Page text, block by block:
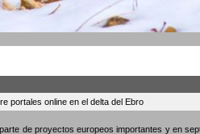
portales online en el delta del Ebro
de proyectos europeos importantes y en